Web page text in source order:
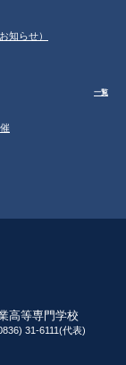
知らせ）
一覧
高等専門学校
31-6111(代表)